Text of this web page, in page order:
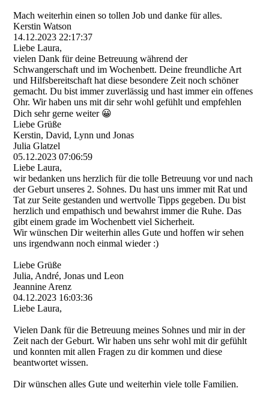
Mach weiterhin einen so tollen Job und danke für alles.
Kerstin Watson
14.12.2023 22:17:37
Liebe Laura,
vielen Dank für deine Betreuung während der
Schwangerschaft und im Wochenbett. Deine freundliche Art
und Hilfsbereitschaft hat diese besondere Zeit noch schöner
gemacht. Du bist immer zuverlässig und hast immer ein offenes
Ohr. Wir haben uns mit dir sehr wohl gefühlt und empfehlen
Dich sehr gerne weiter 😀
Liebe Grüße
Kerstin, David, Lynn und Jonas
Julia Glatzel
05.12.2023 07:06:59
Liebe Laura,
wir bedanken uns herzlich für die tolle Betreuung vor und nach
der Geburt unseres 2. Sohnes. Du hast uns immer mit Rat und
Tat zur Seite gestanden und wertvolle Tipps gegeben. Du bist
herzlich und empathisch und bewahrst immer die Ruhe. Das
gibt einem grade im Wochenbett viel Sicherheit.
Wir wünschen Dir weiterhin alles Gute und hoffen wir sehen
uns irgendwann noch einmal wieder :)
Liebe Grüße
Julia, André, Jonas und Leon
Jeannine Arenz
04.12.2023 16:03:36
Liebe Laura,
Vielen Dank für die Betreuung meines Sohnes und mir in der
Zeit nach der Geburt. Wir haben uns sehr wohl mit dir gefühlt
und konnten mit allen Fragen zu dir kommen und diese
beantwortet wissen.
Dir wünschen alles Gute und weiterhin viele tolle Familien.